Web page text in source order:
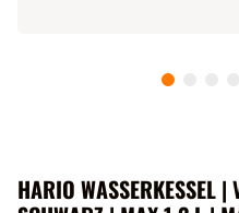
HARIO WASSERKESSEL